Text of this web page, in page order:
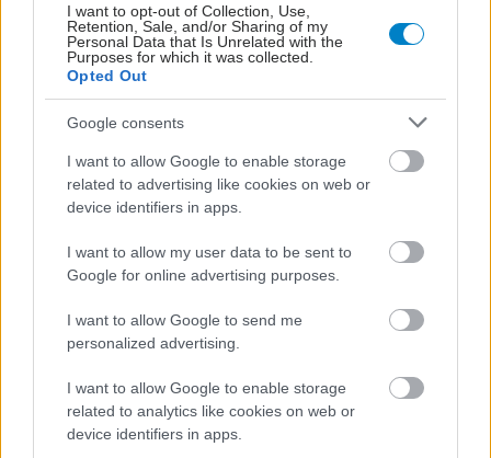
I want to opt-out of Collection, Use,
Retention, Sale, and/or Sharing of my
Personal Data that Is Unrelated with the
Purposes for which it was collected.
Opted Out
Google consents
I want to allow Google to enable storage
related to advertising like cookies on web or
device identifiers in apps.
I want to allow my user data to be sent to
Google for online advertising purposes.
I want to allow Google to send me
personalized advertising.
I want to allow Google to enable storage
related to analytics like cookies on web or
device identifiers in apps.
ΜΠΕΙΤΕ ΣΤΗ ΣΥΖΗΤΗΣΗ
Loading...
Προσθήκη Σχολίου
ΣΗΜΕΡΑ ΣΤΟ IATRONET.GR